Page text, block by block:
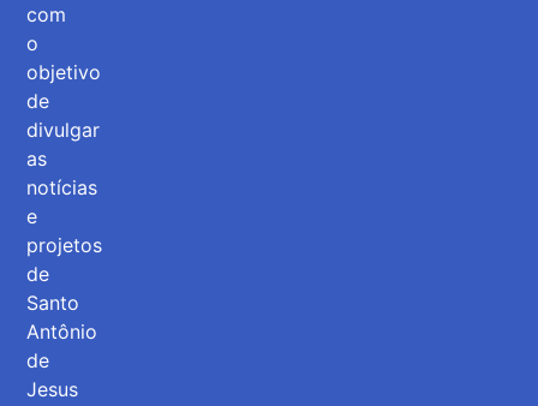
com
o
objetivo
de
divulgar
as
notícias
e
projetos
de
Santo
Antônio
de
Jesus